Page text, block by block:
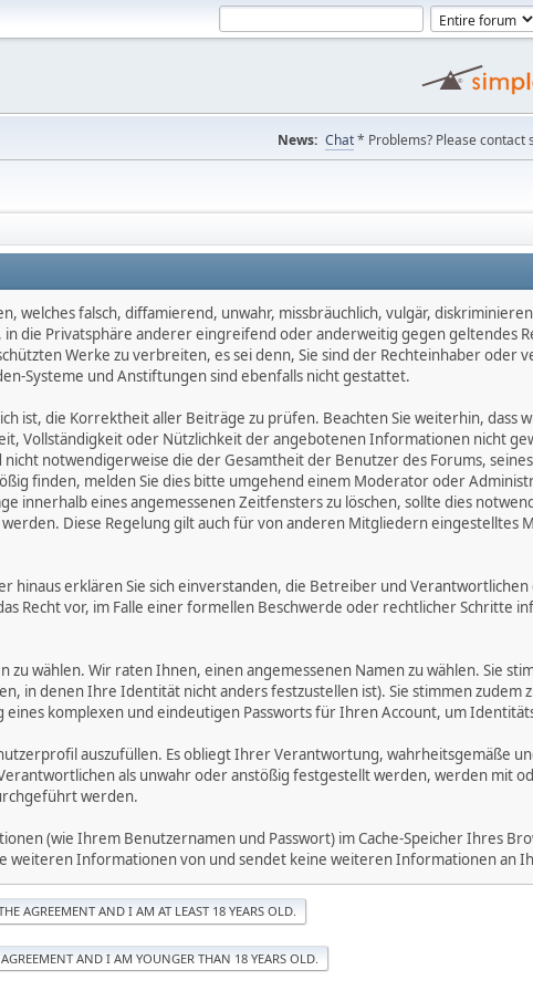
News: Chat* Problems? Please
welches falsch, diffamierend, unwahr, missbräuchlich, vulgär,
die Privatsphäre anderer eingreifend oder anderweitig gegen geltendes
Werke zu verbreiten, es sei denn, Sie sind der Rechteinhaber oder
Systeme und Anstiftungen sind ebenfalls nicht gestattet.
ist, die Korrektheit aller Beiträge zu prüfen. Beachten Sie weiterhin, dass
Vollständigkeit oder Nützlichkeit der angebotenen Informationen nicht
notwendigerweise die der Gesamtheit der Benutzer des Forums,
finden, melden Sie dies bitte umgehend einem Moderator oder
innerhalb eines angemessenen Zeitfensters zu löschen, sollte dies
Diese Regelung gilt auch für von anderen Mitgliedern eingestelltes
erklären Sie sich einverstanden, die Betreiber und Verantwortlichen
Recht vor, im Falle einer formellen Beschwerde oder rechtlicher Schritte
wählen. Wir raten Ihnen, einen angemessenen Namen zu wählen. Sie
in denen Ihre Identität nicht anders festzustellen ist). Sie stimmen zudem
komplexen und eindeutigen Passworts für Ihren Account, um
auszufüllen. Es obliegt Ihrer Verantwortung, wahrheitsgemäße
als unwahr oder anstößig festgestellt werden, werden mit
werden.
(wie Ihrem Benutzernamen und Passwort) im Cache-Speicher Ihres
weiteren Informationen von und sendet keine weiteren Informationen an